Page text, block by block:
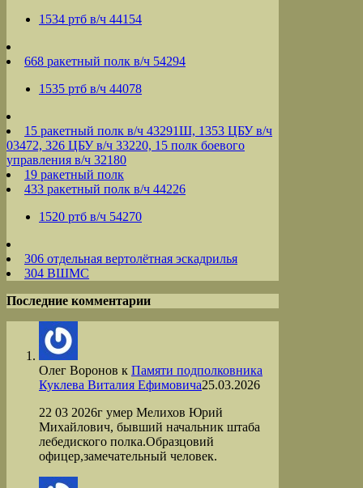
1534 ртб в/ч 44154
668 ракетный полк в/ч 54294
1535 ртб в/ч 44078
15 ракетный полк в/ч 43291Ш, 1353 ЦБУ в/ч
03472, 326 ЦБУ в/ч 33220, 15 полк боевого
управления в/ч 32180
19 ракетный полк
433 ракетный полк в/ч 44226
1520 ртб в/ч 54270
306 отдельная вертолётная эскадрилья
304 ВШМС
Последние комментарии
Олег Воронов к Памяти подполковника
Куклева Виталия Ефимовича25.03.2026
22 03 2026г умер Мелихов Юрий
Михайлович, бывший начальник штаба
лебедиского полка.Образцовий
офицер,замечательный человек.